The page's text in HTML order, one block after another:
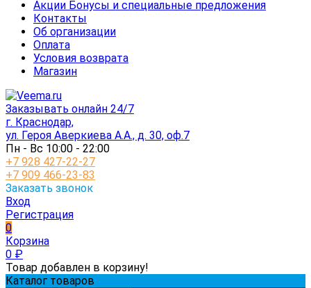
Акции Бонусы и специальные предложения
Контакты
Об организации
Оплата
Условия возврата
Магазин
Заказывать онлайн 24/7
г. Краснодар,
ул. Героя Аверкиева А.А., д. 30, оф.7
Пн - Вс 10:00 - 22:00
+7 928 427-22-27
+7 909 466-23-83
Заказать звонок
Вход
Регистрация
0
Корзина
0 ₽
Товар добавлен в корзину!
Каталог товаров